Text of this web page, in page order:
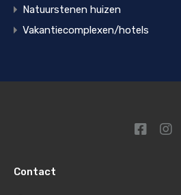
Natuurstenen huizen
Vakantiecomplexen/hotels
Contact